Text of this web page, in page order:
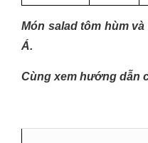
Món salad tôm hùm
Á.
Cùng xem hướng dẫn